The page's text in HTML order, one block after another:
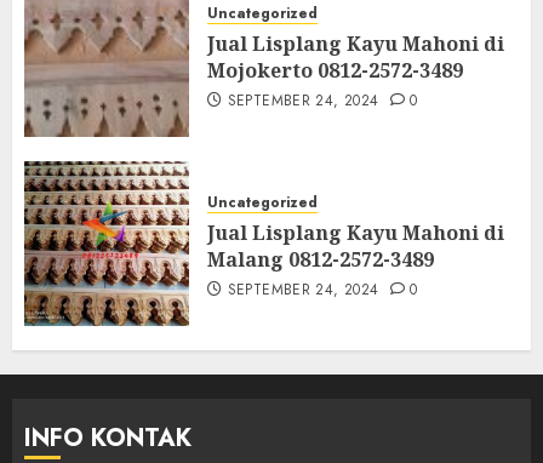
Uncategorized
Jual Lisplang Kayu Mahoni di
Mojokerto 0812-2572-3489
SEPTEMBER 24, 2024 0
Uncategorized
Jual Lisplang Kayu Mahoni di
Malang 0812-2572-3489
SEPTEMBER 24, 2024 0
INFO KONTAK